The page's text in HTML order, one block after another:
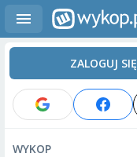
ZALOGUJ SIĘ
WYKOP